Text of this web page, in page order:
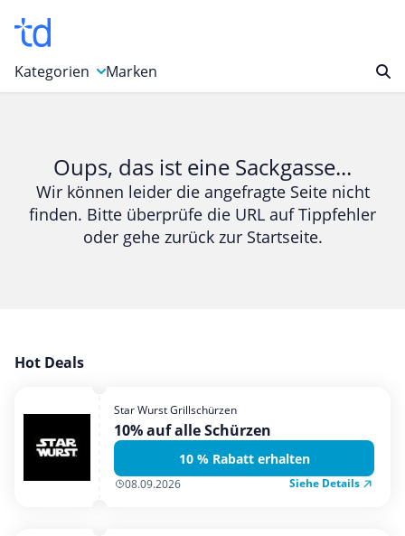
Kategorien
Bücher & Magazine
Computer & Elektronik
Entertainment & Media
Garten, Haushalt & Tiere
Mobilfunk & Internet
Mode & Accessoires
Shopping
Marken
Oups, das ist eine Sackgasse...
Wir können leider die angefragte Seite nicht
finden. Bitte überprüfe die URL auf Tippfehler
oder gehe zurück zur Startseite.
Hot Deals
Star Wurst Grillschürzen
10% auf alle Schürzen
10 % Rabatt erhalten
08.09.2026 Siehe Details